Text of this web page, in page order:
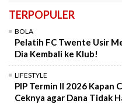
TERPOPULER
BOLA
Pelatih FC Twente Usir
Dia Kembali ke Klub!
LIFESTYLE
PIP Termin II 2026 Kapan
Ceknya agar Dana Tidak